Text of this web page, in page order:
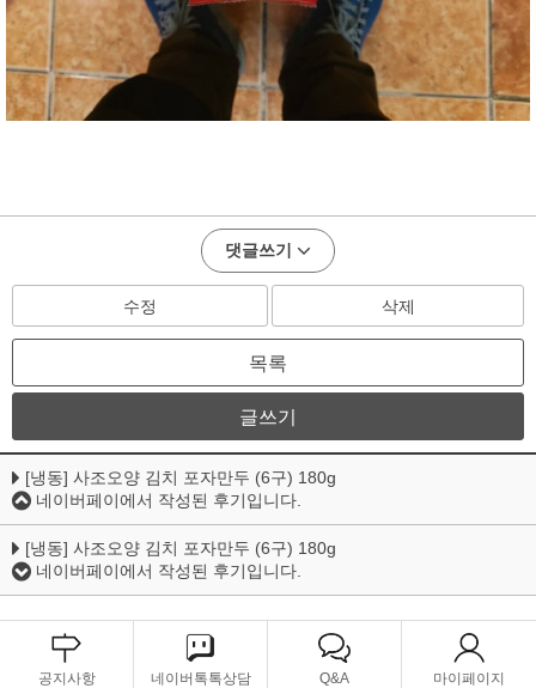
댓글쓰기
수정 삭제
목록
글쓰기
[냉동] 사조오양 김치 포자만두 (6구) 180g
네이버페이에서 작성된 후기입니다.
[냉동] 사조오양 김치 포자만두 (6구) 180g
네이버페이에서 작성된 후기입니다.
공지사항 네이버톡톡상담 Q&A 마이페이지